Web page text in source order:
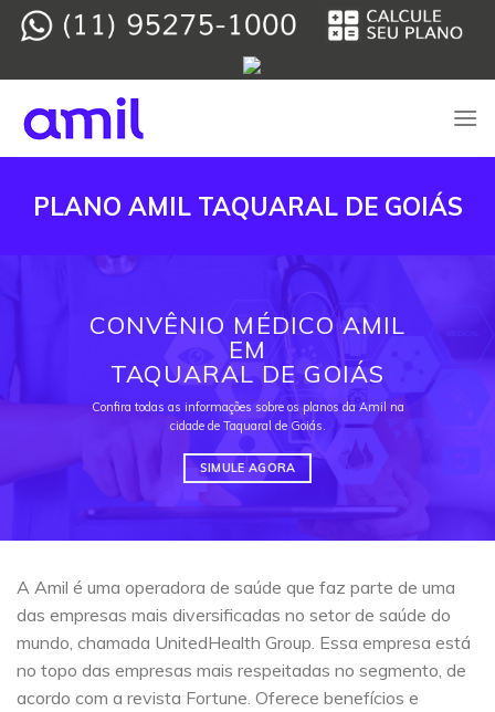
Skip
PLANO AMIL TAQUARAL DE GOIÁS
CONVÊNIO MÉDICO AMIL
EM
TAQUARAL DE GOIÁS
Confira todas as informações sobre os planos da Amil na
cidade de Taquaral de Goiás.
SIMULE AGORA
A Amil é uma operadora de saúde que faz parte de uma
das empresas mais diversificadas no setor de saúde do
mundo, chamada UnitedHealth Group. Essa empresa está
no topo das empresas mais respeitadas no segmento, de
acordo com a revista Fortune. Oferece benefícios e